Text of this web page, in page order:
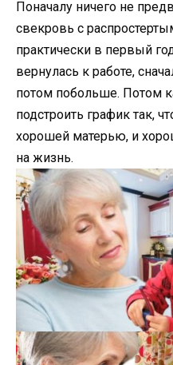
Поначалу ничего не
свекровь с
практически в первый
вернулась к работе,
потом побольше. Потом
подстроить график так,
хорошей матерью, и
на жизнь.